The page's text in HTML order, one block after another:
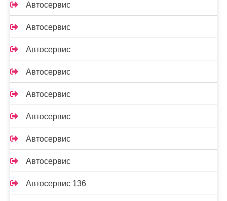
Автосервис
Автосервис
Автосервис
Автосервис
Автосервис
Автосервис
Автосервис
Автосервис
Автосервис 136